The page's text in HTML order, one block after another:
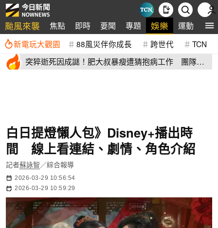
颱風來襲 焦點 即時 要聞 專題 娛樂 運動 全
新電玩大觀園 88風災伴你成長 跨世代 TCN
突猝逝死因成謎！肥大叔暴瘦遭猜抱病工作 團隊宣
白日提燈懶人包》Disney+播出時
間 線上看連結、劇情、角色介紹
記者蘇詠智 ／綜合報導
2026-03-29 10:56:54
2026-03-29 10:59:29